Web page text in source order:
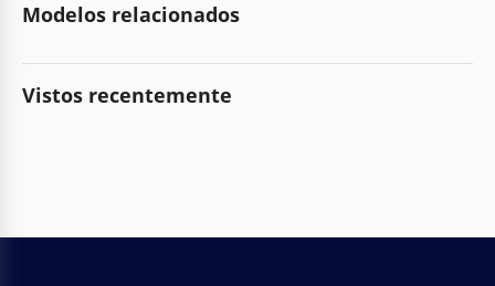
Modelos relacionados
Vistos recentemente